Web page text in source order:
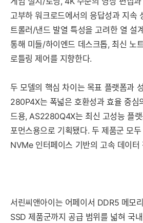
고부하 워크로드에서의 응답성과 지속
트롤러/낸드 발열 특성을 고려한 열 설
통해 미들/하이엔드 데스크톱, 최신 노
로틀링 제어를 지향한다.
두 모델의 핵심 차이는 목표 플랫폼과
280P4X는 폭넓은 호환성과 효율 중심
드용, AS2280Q4X는 최신 고성능 플
포먼스용으로 기획됐다. 두 제품군 모
NVMe 인터페이스 기반의 고속 데이터
서린씨앤아이는 어페이서 DDR5 메모
SSD 제품군까지 공급 범위를 넓혀 국